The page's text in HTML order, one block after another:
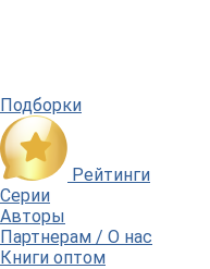
Подборки
Рейтинги
Серии
Авторы
Партнерам / О нас
Книги оптом